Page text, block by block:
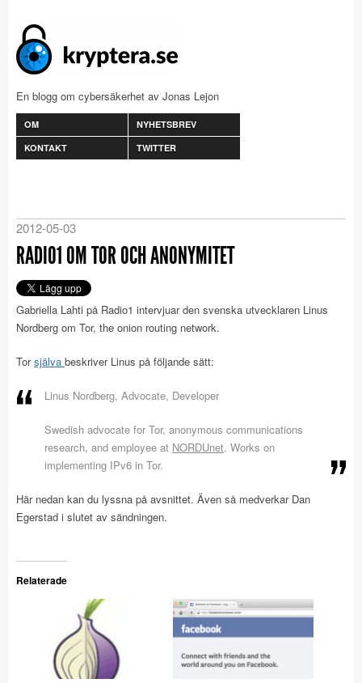
En blogg om cybersäkerhet av Jonas Lejon
OM
NYHETSBREV
KONTAKT
TWITTER
2012-05-03
RADIO1 OM TOR OCH ANONYMITET
Gabriella Lahti på Radio1 intervjuar den svenska utvecklaren Linus
Nordberg om Tor, the onion routing network.
Torsjälva beskriver Linus på följande sätt:
Linus Nordberg, Advocate, Developer
Swedish advocate for Tor, anonymous communications
research, and employee at NORDUnet. Works on
implementing IPv6 in Tor.
Här nedan kan du lyssna på avsnittet. Även så medverkar Dan
Egerstad i slutet av sändningen.
Relaterade